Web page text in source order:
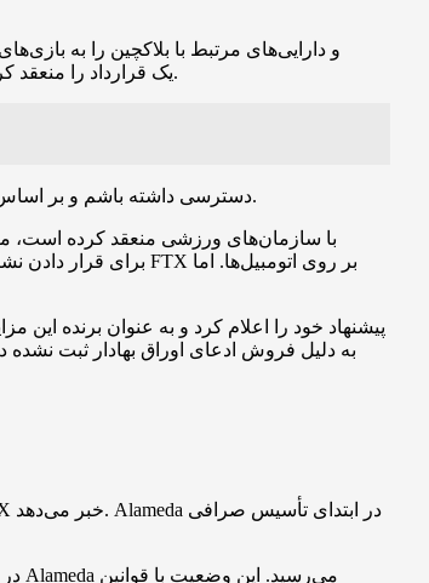
2022، FTX یک قرارداد را منعقد کرد که به این شرکت اجازه می‌دهد پلتفرم بلاک‌فای (یک برنامه وام‌دهی در بازار ارزهای دیجیتال) را با قیمت تقریبی 240 میلیون دلار خریداری کند.
متأسفانه، من نمی‌توانم به محتوای وبسایت FTX.US دسترسی داشته باشم و بر اساس آن پاسخ دهم. اما، از اطلاعاتی که در متن ارائه شده وجود دارد، می‌توان به برخی از نکات اشاره کرد.